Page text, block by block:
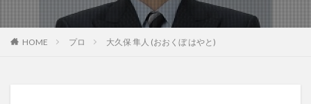
HOME プロ 大久保 隼人 (おおくぼ はやと)